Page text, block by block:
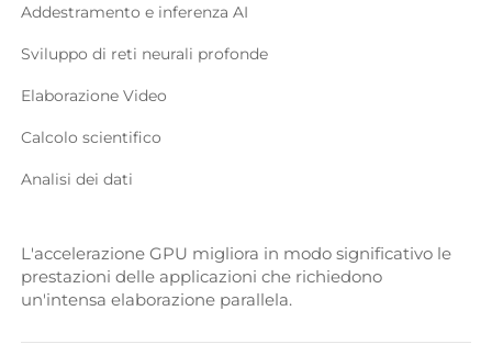
Addestramento e inferenza AI
Sviluppo di reti neurali profonde
Elaborazione Video
Calcolo scientifico
Analisi dei dati
L'accelerazione GPU migliora in modo significativo le
prestazioni delle applicazioni che richiedono
un'intensa elaborazione parallela.